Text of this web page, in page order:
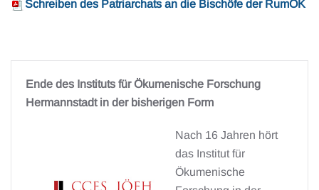
Schreiben des Patriarchats an die Bischöfe der RumOK
Ende des Instituts für Ökumenische Forschung
Hermannstadt in der bisherigen Form
Nach 16 Jahren hört
das Institut für
Ökumenische